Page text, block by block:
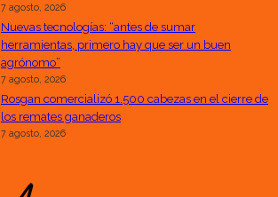
7 agosto, 2026
Nuevas tecnologías: “antes de sumar
herramientas, primero hay que ser un buen
agrónomo”
7 agosto, 2026
Rosgan comercializó 1.500 cabezas en el cierre de
los remates ganaderos
7 agosto, 2026